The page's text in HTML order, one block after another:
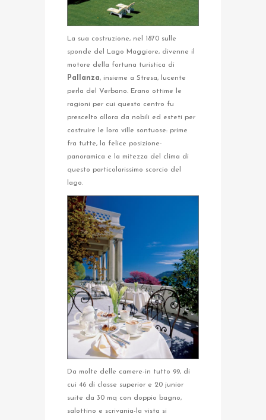
La sua costruzione, nel 1870 sulle
sponde del Lago Maggiore, divenne il
motore della fortuna turistica di
Pallanza, insieme a Stresa, lucente
perla del Verbano. Erano ottime le
ragioni per cui questo centro fu
prescelto allora da nobili ed esteti per
costruire le loro ville sontuose: prime
fra tutte, la felice posizione-
panoramica e la mitezza del clima di
questo particolarissimo scorcio del
lago.
Da molte delle camere-in tutto 99, di
cui 46 di classe superior e 20 junior
suite da 30 mq con doppio bagno,
salottino e scrivania-la vista si